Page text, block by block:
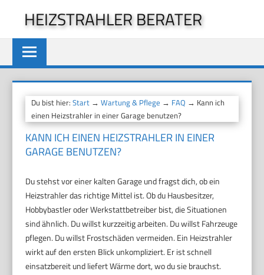
springen
HEIZSTRAHLER BERATER
Du bist hier:Start →Wartung & Pflege → FAQ → Kann ich
einen Heizstrahler in einer Garage benutzen?
KANN ICH EINEN HEIZSTRAHLER IN EINER
GARAGE BENUTZEN?
Du stehst vor einer kalten Garage und fragst dich, ob ein
Heizstrahler das richtige Mittel ist. Ob du Hausbesitzer,
Hobbybastler oder Werkstattbetreiber bist, die Situationen
sind ähnlich. Du willst kurzzeitig arbeiten. Du willst Fahrzeuge
pflegen. Du willst Frostschäden vermeiden. Ein Heizstrahler
wirkt auf den ersten Blick unkompliziert. Er ist schnell
einsatzbereit und liefert Wärme dort, wo du sie brauchst.